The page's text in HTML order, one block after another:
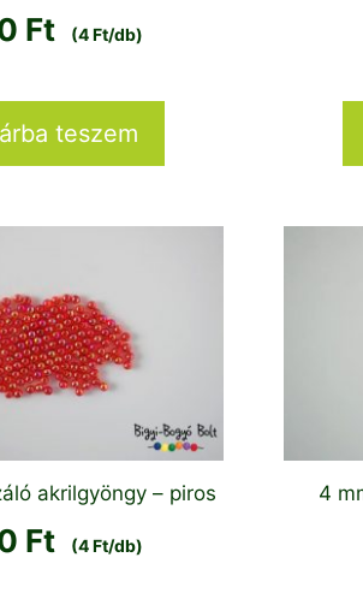
Ft (4 Ft/db)
teszem
akrilgyöngy – piros
Ft (4 Ft/db)
4